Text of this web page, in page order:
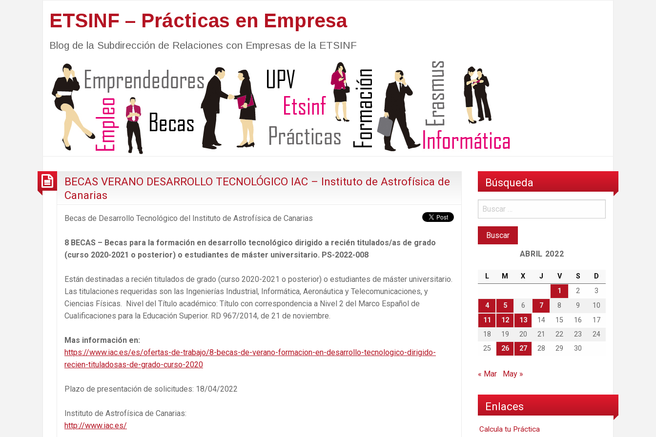
ETSINF – Prácticas en Empresa
Blog de la Subdirección de Relaciones con Empresas de la ETSINF
BECAS VERANO DESARROLLO TECNOLÓGICO IAC – Instituto de Astrofísica de
Canarias
Becas de Desarrollo Tecnológico del Instituto de Astrofísica de Canarias
8 BECAS – Becas para la formación en desarrollo tecnológico dirigido a recién titulados/as de grado
(curso 2020-2021 o posterior) o estudiantes de máster universitario. PS-2022-008
Están destinadas a recién titulados de grado (curso 2020-2021 o posterior) o estudiantes de máster universitario.
Las titulaciones requeridas son las Ingenierías Industrial, Informática, Aeronáutica y Telecomunicaciones, y
Ciencias Físicas. Nivel del Título académico: Título con correspondencia a Nivel 2 del Marco Español de
Cualificaciones para la Educación Superior. RD 967/2014, de 21 de noviembre.
Mas información en:
https://www.iac.es/es/ofertas-de-trabajo/8-becas-de-verano-formacion-en-desarrollo-tecnologico-dirigido-
recien-tituladosas-de-grado-curso-2020
Plazo de presentación de solicitudes: 18/04/2022
Instituto de Astrofísica de Canarias:
http://www.iac.es/
Búsqueda
ABRIL 2022
L M X J V S
D
1
2
3
4
5 6 7 8 9
10
11
12 13 14 15 16
17
18
19 20 21 22 23
24
25
26 27 28 29 30
« Mar May »
Enlaces
Calcula tu Práctica